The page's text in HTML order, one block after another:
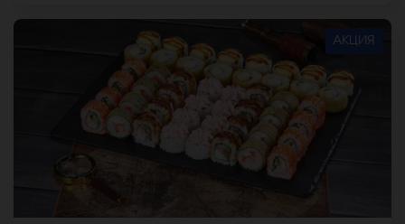
АКЦИЯ